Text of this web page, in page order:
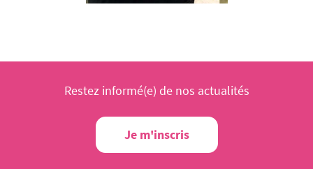
Restez informé(e) de nos actualités
Je m'inscris